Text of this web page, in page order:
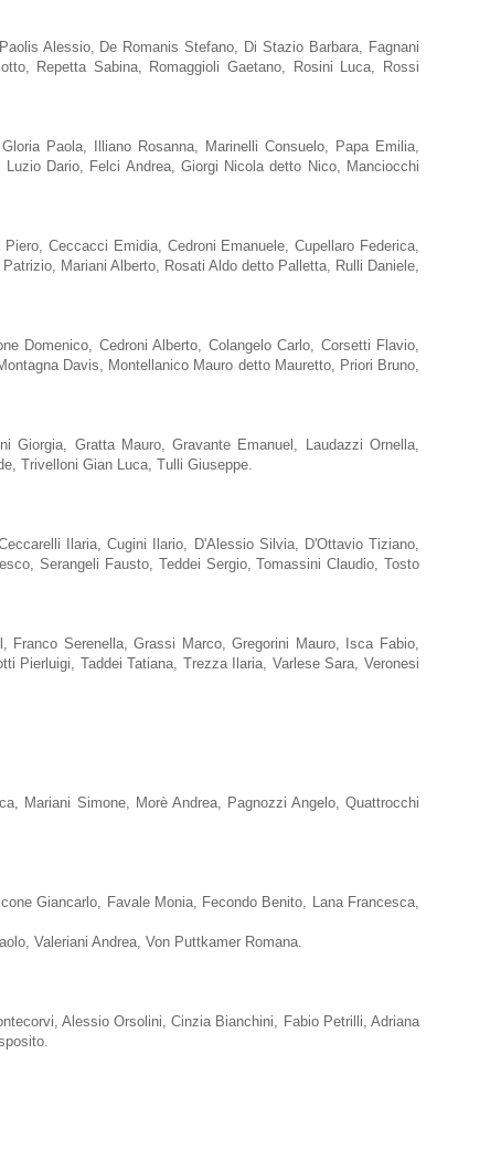
Alessio, De Romanis Stefano, Di Stazio Barbara, Fagnani
Repetta Sabina, Romaggioli Gaetano, Rosini Luca, Rossi
Paola, Illiano Rosanna, Marinelli Consuelo, Papa Emilia,
Dario, Felci Andrea, Giorgi Nicola detto Nico, Manciocchi
Ceccacci Emidia, Cedroni Emanuele, Cupellaro Federica,
Mariani Alberto, Rosati Aldo detto Palletta, Rulli Daniele,
Domenico, Cedroni Alberto, Colangelo Carlo, Corsetti Flavio,
Davis, Montellanico Mauro detto Mauretto, Priori Bruno,
Gratta Mauro, Gravante Emanuel, Laudazzi Ornella,
Trivelloni Gian Luca, Tulli Giuseppe.
Ilaria, Cugini Ilario, D'Alessio Silvia, D'Ottavio Tiziano,
Serangeli Fausto, Teddei Sergio, Tomassini Claudio, Tosto
Serenella, Grassi Marco, Gregorini Mauro, Isca Fabio,
Pierluigi, Taddei Tatiana, Trezza Ilaria, Varlese Sara, Veronesi
Mariani Simone, Morè Andrea, Pagnozzi Angelo, Quattrocchi
Giancarlo, Favale Monia, Fecondo Benito, Lana Francesca,
Valeriani Andrea, Von Puttkamer Romana.
Alessio Orsolini, Cinzia Bianchini, Fabio Petrilli, Adriana